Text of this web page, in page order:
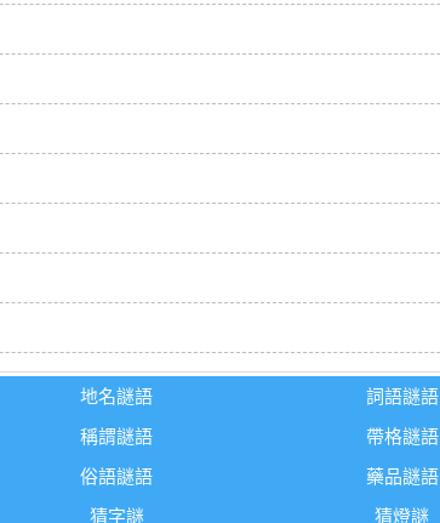
地名謎語 詞語謎語
稱謂謎語 帶格謎語
俗語謎語 藥品謎語
猜字謎 猜燈謎